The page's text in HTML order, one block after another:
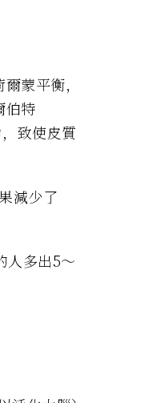
蒙平衡，
伯特
致使皮質
減少了
人多出5～